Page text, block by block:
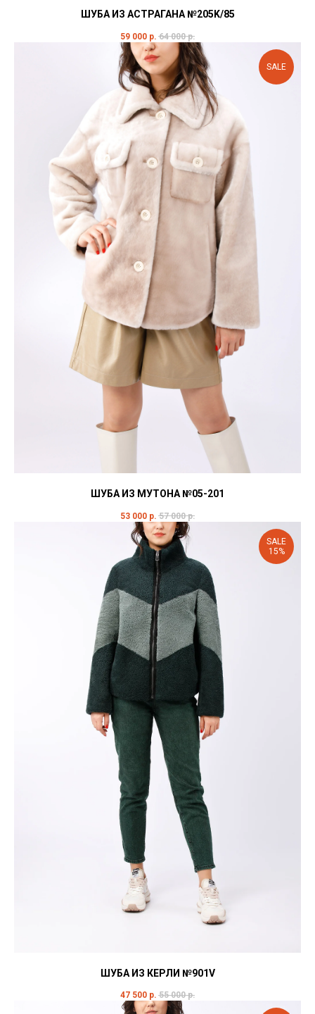
ШУБА ИЗ АСТРАГАНА №205K/85
59 000 р. 64 000 р.
SALE
ШУБА ИЗ МУТОНА №05-201
53 000 р. 57 000 р.
SALE
15%
ШУБА ИЗ КЕРЛИ №901V
47 500 р. 55 000 р.